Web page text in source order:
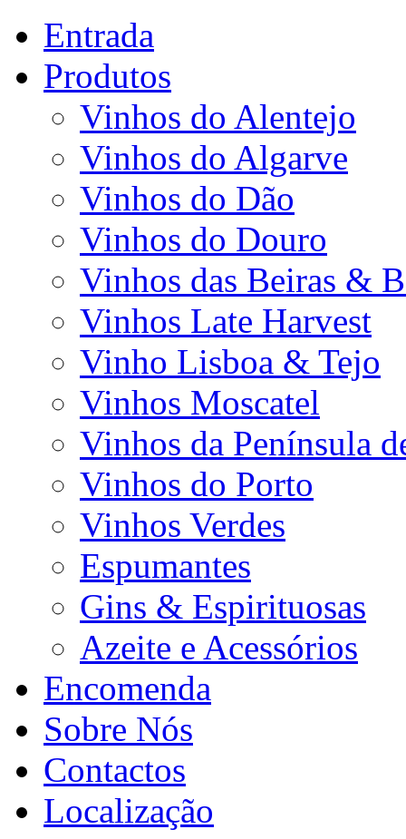
Entrada
Produtos
Vinhos do Alentejo
Vinhos do Algarve
Vinhos do Dão
Vinhos do Douro
Vinhos das Beiras &
Vinhos Late Harvest
Vinho Lisboa & Tejo
Vinhos Moscatel
Vinhos da Península
Vinhos do Porto
Vinhos Verdes
Espumantes
Gins & Espirituosas
Azeite e Acessórios
Encomenda
Sobre Nós
Contactos
Localização